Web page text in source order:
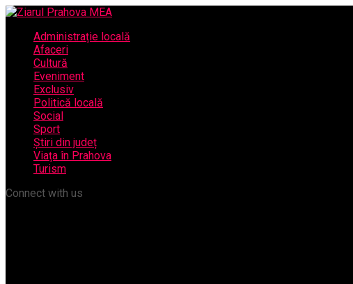
Administrație locală
Afaceri
Cultură
Eveniment
Exclusiv
Politică locală
Social
Sport
Știri din județ
Viața în Prahova
Turism
Connect with us